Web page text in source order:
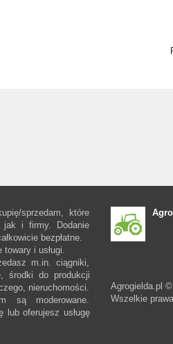
sprzedam, które
jak i firmy. Dodanie
bezpłatne.
towary i usługi.
m.in. ciągniki,
środki do produkcji
nieruchomości.
są moderowane.
lub oferujesz usługę
Agrogielda.pl
Wszelkie